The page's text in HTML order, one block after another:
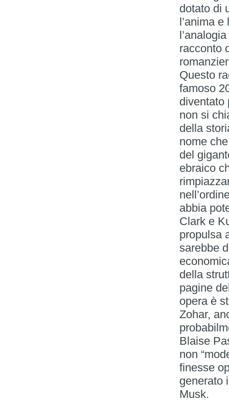
dotato di
l’anima e
racconto
Questo
famoso
diventato
non si
della
nome
del
ebraico
abbia
Clark e
propulsa
sarebbe
della
pagine
opera è
Zohar,
Blaise
non
finesse
generato
Musk.